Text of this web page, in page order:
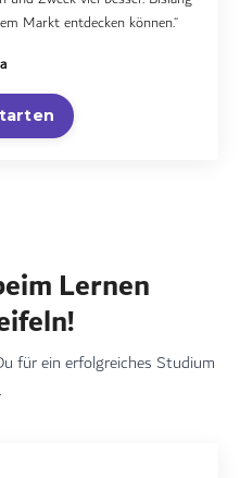
Markt entdecken können.“
Lernen
für ein erfolgreiches Studium